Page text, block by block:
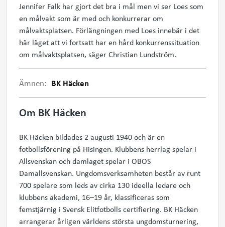
Jennifer Falk har gjort det bra i mål men vi ser Loes som
en målvakt som är med och konkurrerar om
målvaktsplatsen. Förlängningen med Loes innebär i det
här läget att vi fortsatt har en hård konkurrenssituation
om målvaktsplatsen, säger Christian Lundström.
Ämnen: BK Häcken
Om BK Häcken
BK Häcken bildades 2 augusti 1940 och är en
fotbollsförening på Hisingen. Klubbens herrlag spelar i
Allsvenskan och damlaget spelar i OBOS
Damallsvenskan. Ungdomsverksamheten består av runt
700 spelare som leds av cirka 130 ideella ledare och
klubbens akademi, 16–19 år, klassificeras som
femstjärnig i Svensk Elitfotbolls certifiering. BK Häcken
arrangerar årligen världens största ungdomsturnering,